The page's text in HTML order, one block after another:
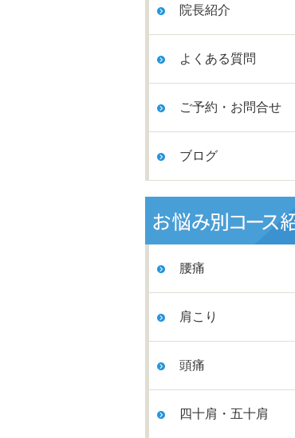
院長紹介
よくある質問
ご予約・お問合せ
ブログ
腰痛
肩こり
頭痛
四十肩・五十肩